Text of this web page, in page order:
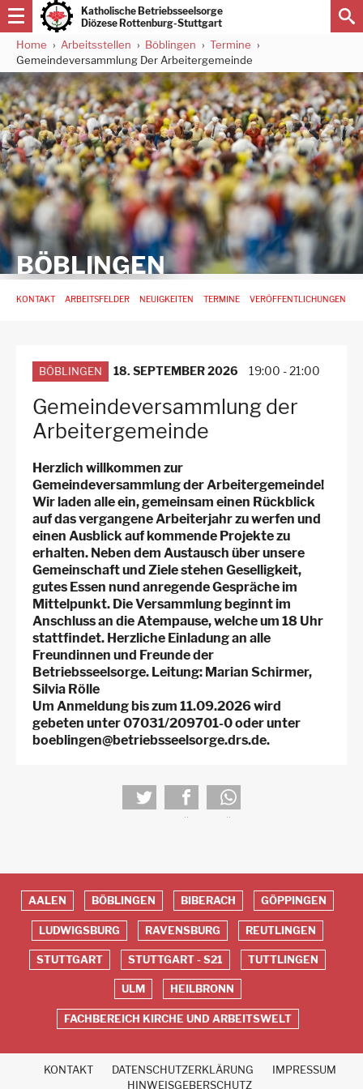
Direkt
zum
Inhalt
Katholische Betriebsseelsorge
Diözese Rottenburg-Stuttgart
Pfadnavigation
Home Arbeitsstellen Böblingen
Termine
Gemeindeversammlung Der Arbeitergemeinde
BÖBLINGEN
Hauptnavigation
KONTAKT ARBEITSFELDER NEUIGKEITEN TERMINE VERÖFFENTLICHUNGEN
BÖBLINGEN 18. SEPTEMBER 2026 19:00 -21:00
Gemeindeversammlung der
Arbeitergemeinde
Herzlich willkommen zur
Gemeindeversammlung der Arbeitergemeinde!
Wir laden alle ein, gemeinsam einen Rückblick
auf das vergangene Arbeiterjahr zu werfen und
einen Ausblick auf kommende Projekte zu
erhalten. Neben dem Austausch über unsere
Gemeinschaft und Ziele stehen Geselligkeit,
gutes Essen nund anregende Gespräche im
Mittelpunkt. Die Versammlung beginnt im
Anschluss an die Atempause, welche um 18 Uhr
stattfindet. Herzliche Einladung an alle
Freundinnen und Freunde der
Betriebsseelsorge. Leitung: Marian Schirmer,
Silvia Rölle
Um Anmeldung bis zum 11.09.2026 wird
gebeten unter 07031/209701-0 oder unter
boeblingen@betriebsseelsorge.drs.de.
teilen teilen
Red
Footer
AALEN BÖBLINGEN BIBERACH GÖPPINGEN
LUDWIGSBURG RAVENSBURG REUTLINGEN
STUTTGART STUTTGART - S21 TUTTLINGEN
ULM HEILBRONN
FACHBEREICH KIRCHE UND ARBEITSWELT
KONTAKT DATENSCHUTZERKLÄRUNG
IMPRESSUM
HINWEISGEBERSCHUTZ